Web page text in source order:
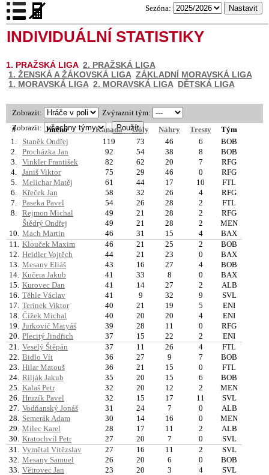
Sezóna:
INDIVIDUÁLNÍ STATISTIKY
1. PRAŽSKÁ LIGA 2. PRAŽSKÁ LIGA
1. ŽENSKÁ A ŽÁKOVSKÁ LIGA ZÁKLADNÍ MORAVSKÁ LIGA
1. MORAVSKÁ LIGA 2. MORAVSKÁ LIGA DĚTSKÁ LIGA
Zobrazit:
Zvýraznit tým:
Zobrazit:
# Jméno Kanada Góly Náhry Tresty
Tým
1.
Staněk Ondřej 119 73 46 6
BOB
2.
Procházka Jan 92 54 38 8
BOB
3.
Vinkler František 82 62 20 7
RFG
4.
Janiš Viktor 75 29 46 0
RFG
5.
Melichar Matěj 61 44 17 10
FTL
6.
Křeček Jan 58 32 26 4
RFG
7.
Paseka Pavel 54 26 28 2
FTL
8.
Rejmon Michal 49 21 28 2
RFG
Štědrý Ondřej
49 21 28 2
MEN
10.
Mach Martin 46 31 15 4
BAX
11.
Klouček Maxim 46 21 25 2
BOB
12.
Heidler Vojtěch 44 21 23 0
BAX
13.
Mesany Eliáš 43 16 27 4
BOB
14. Kučera Jakub 41 33 8 0
BAX
15.
Kurovec Dan 41 14 27 2
ALB
16.
Těhle Václav 41 9 32 9
SVL
17.
Terinek Viktor 40 21 19 5
ENI
18.
Čížek Michal 40 20 20 4
ENI
19.
Jurkovič Matyáš 39 28 11 0
RFG
20.
Plecitý Jindřich 37 15 22 2
ENI
21.
Veselý Štěpán 37 11 26 4
FTL
22.
Bidlo Vít 36 27 9 7
BOB
23.
Hilar Matouš 36 21 15 0
FTL
24. Rilják Jakub 35 20 15 6
BOB
25.
Kalaš Petr 32 20 12 2
MEN
26.
Hruzík Pavel 32 15 17 11
SVL
27.
Vodňanský Jonáš 31 24 7 0
ALB
28.
Semerák Adam 30 14 16 0
MEN
29.
Milec Karel 28 17 11 2
ALB
30.
Kratochvíl Petr 27 20 7 0
SVL
31.
Vymětal Vítězslav 27 16 11 2
SVL
32.
Mesany Samuel 26 20 6 0
BOB
33.
Větrovec Jan 23 20 3 4
SVL